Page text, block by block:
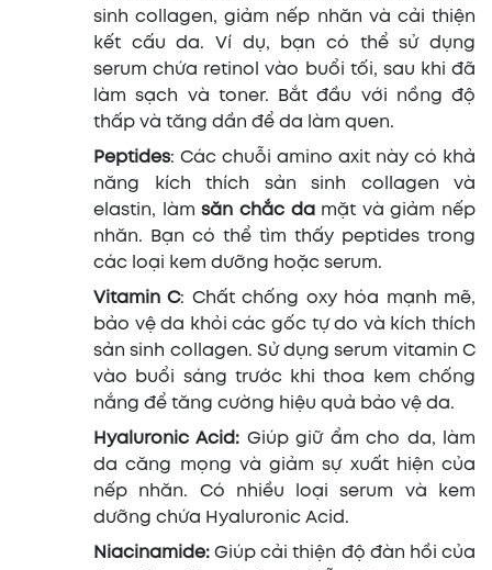
sinh collagen, giảm nếp nhăn và cải thiện
kết cấu da. Ví dụ, bạn có thể sử dụng
serum chứa retinol vào buổi tối, sau khi đã
làm sạch và toner. Bắt đầu với nồng độ
thấp và tăng dần để da làm quen.
Peptides: Các chuỗi amino axit này có khả
năng kích thích sản sinh collagen và
elastin, làmsăn chắc damặt và giảm nếp
nhăn. Bạn có thể tìm thấy peptides trong
các loại kem dưỡng hoặc serum.
Vitamin C: Chất chống oxy hóa mạnh mẽ,
bảo vệ da khỏi các gốc tự do và kích thích
sản sinh collagen. Sử dụng serum vitamin C
vào buổi sáng trước khi thoa kem chống
nắng để tăng cường hiệu quả bảo vệ da.
Hyaluronic Acid: Giúp giữ ẩm cho da, làm
da căng mọng và giảm sự xuất hiện của
nếp nhăn. Có nhiều loại serum và kem
dưỡng chứa Hyaluronic Acid.
Niacinamide: Giúp cải thiện độ đàn hồi của